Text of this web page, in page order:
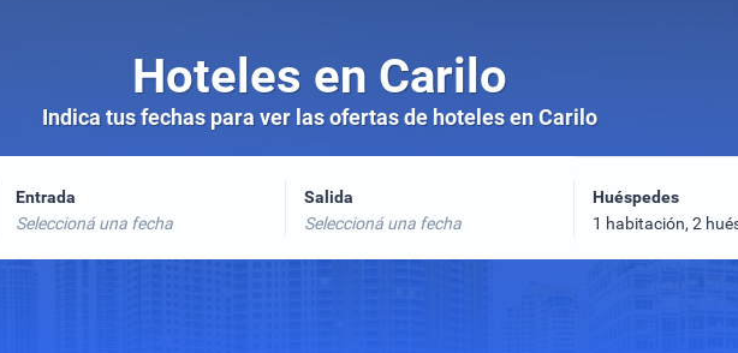
Hoteles en Carilo
Indica tus fechas para ver las ofertas de hoteles en Carilo
Entrada
Seleccioná una fecha
Salida
Seleccioná una fecha
Huéspedes